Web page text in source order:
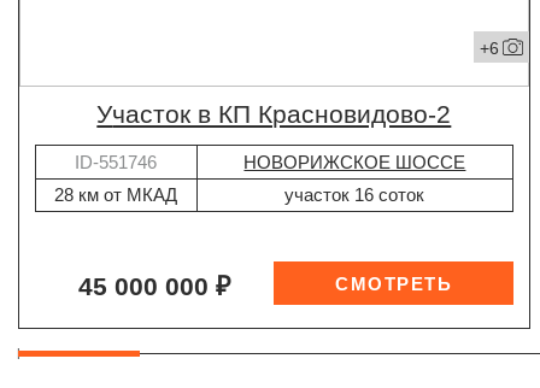
+6
участок в КП Красновидово-2
ID-551746
НОВОРИЖСКОЕ ШОССЕ
28 км от МКАД
участок 16 соток
45 000 000 ₽